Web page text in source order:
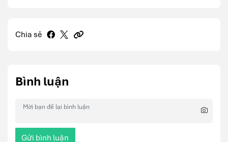
Chia sẻ
Bình luận
Gửi bình luận